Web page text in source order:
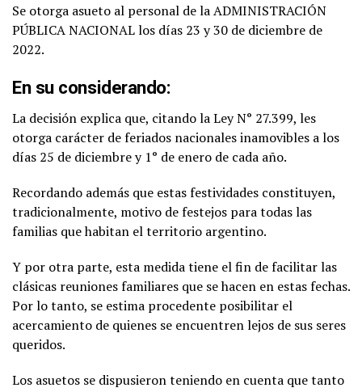
Se otorga asueto al personal de la ADMINISTRACIÓN
PÚBLICA NACIONAL los días 23 y 30 de diciembre de
2022.
En su considerando:
La decisión explica que, citando la Ley N° 27.399, les
otorga carácter de feriados nacionales inamovibles a los
días 25 de diciembre y 1° de enero de cada año.
Recordando además que estas festividades constituyen,
tradicionalmente, motivo de festejos para todas las
familias que habitan el territorio argentino.
Y por otra parte, esta medida tiene el fin de facilitar las
clásicas reuniones familiares que se hacen en estas fechas.
Por lo tanto, se estima procedente posibilitar el
acercamiento de quienes se encuentren lejos de sus seres
queridos.
Los asuetos se dispusieron teniendo en cuenta que tanto